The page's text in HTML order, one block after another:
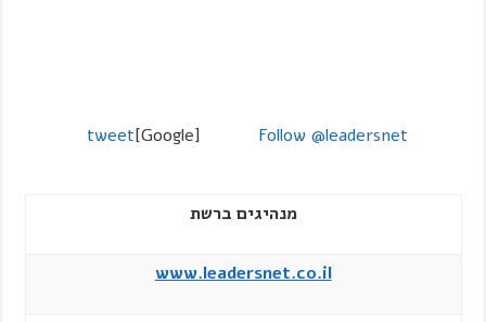
tweet[Google] Follow @leadersnet
מנהיגים ברשת
www.leadersnet.co.il